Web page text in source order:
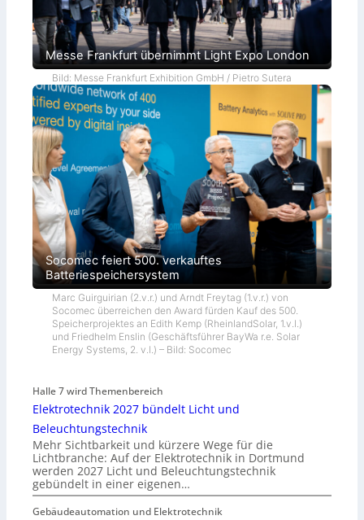
Messe Frankfurt übernimmt Light Expo London
Bild: Messe Frankfurt Exhibition GmbH / Pietro Sutera
Socomec feiert 500. verkauftes
Batteriespeichersystem
Marc Guirguirian (2.v.r.) und Arndt Freytag (1.v.r.) von
Socomec überreichen den Award fürden Kauf des 500.
Speicherprojektes an Edith Kemp (RheinlandSolar, 1.v.l.)
und Friedhelm Enslin (Geschäftsführer BayWa r.e. Solar
Energy Systems, 2. v.l.) – Bild: Socomec
Halle 7 wird Themenbereich
Elektrotechnik 2027 bündelt Licht und
Beleuchtungstechnik
Mehr Sichtbarkeit und kürzere Wege für die
Lichtbranche: Auf der Elektrotechnik in Dortmund
werden 2027 Licht und Beleuchtungstechnik
gebündelt in einer eigenen…
Gebäudeautomation und Elektrotechnik